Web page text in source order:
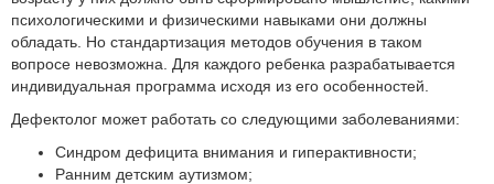
психологическими и физическими навыками они должны
обладать. Но стандартизация методов обучения в таком
вопросе невозможна. Для каждого ребенка разрабатывается
индивидуальная программа исходя из его особенностей.
Дефектолог может работать со следующими заболеваниями:
Синдром дефицита внимания и гиперактивности;
Ранним детским аутизмом;